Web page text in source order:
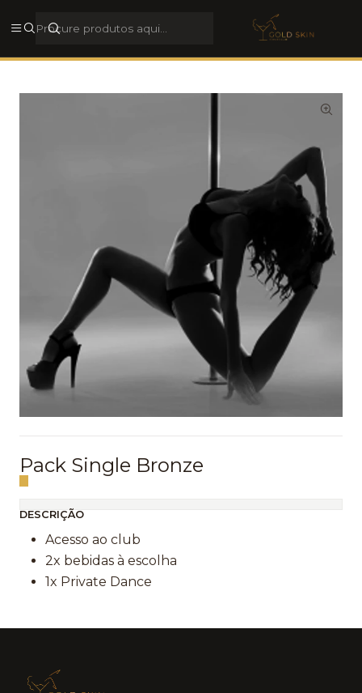
Rua Galerias de Paris, 44, 4050-284, Porto, Porto, Portugal
Pack Single Bronze
DESCRIÇÃO
Acesso ao club
2x bebidas à escolha
1x Private Dance